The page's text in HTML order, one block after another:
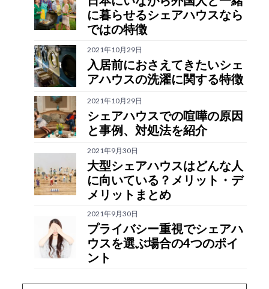
に暮らせるシェアハウスなら
ではの特徴
2021年10月29日
入居前におさえてきたいシェ
アハウスの洗濯に関する特徴
2021年10月29日
シェアハウスでの喧嘩の原因
と事例、対処法を紹介
2021年9月30日
大型シェアハウスはどんな人
に向いている？メリット・デ
メリットまとめ
2021年9月30日
プライバシー重視でシェアハ
ウスを選ぶ場合の4つのポイ
ント